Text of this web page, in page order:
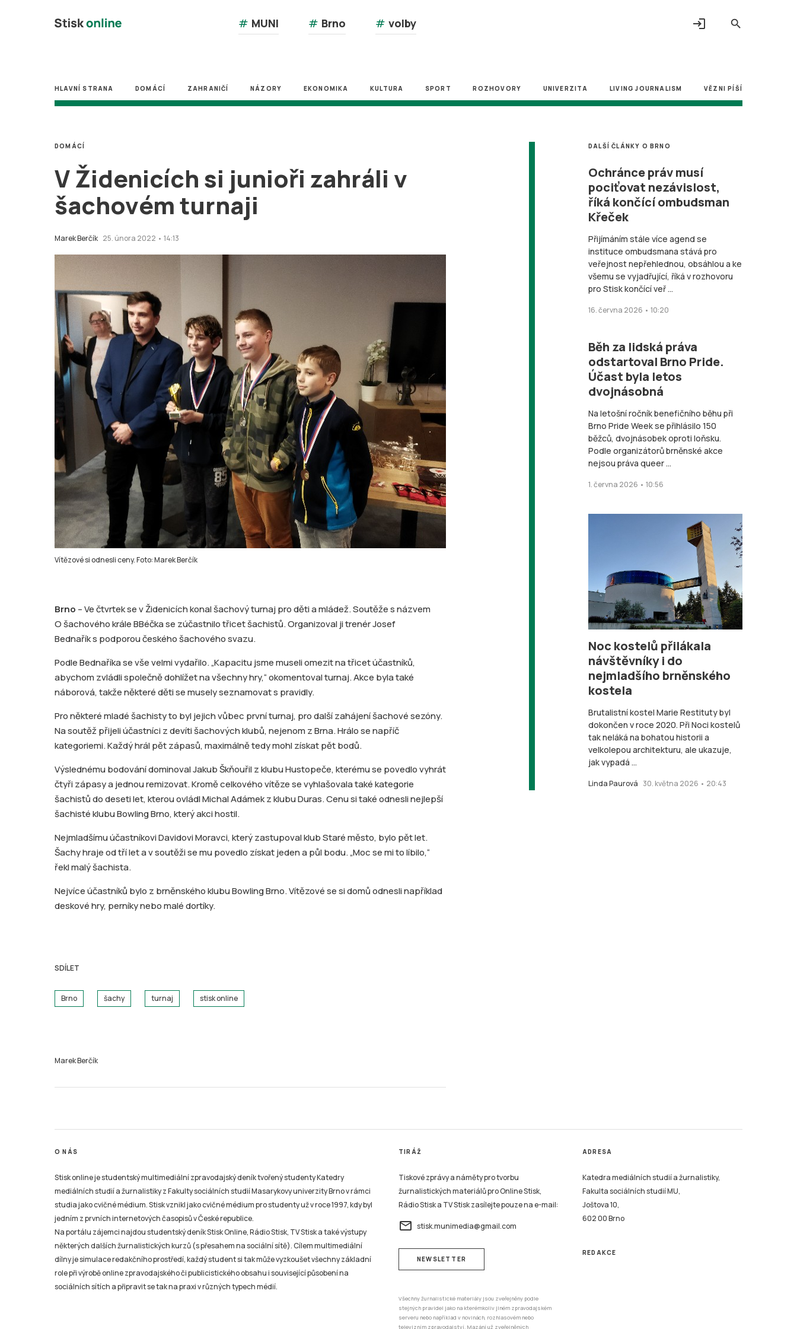
search
# MUNI # Brno # volby login
HLAVNÍ STRANA DOMÁCÍ ZAHRANIČÍ NÁZORY EKONOMIKA KULTURA SPORT ROZHOVORY UNIVERZITA LIVING JOURNALISM VĚZNI PÍŠÍ
V Židenicích si junioři zahráli v
šachovém turnaji
Marek Berčík 25. února 2022 • 14:13
DOMÁCÍ
Vítězové si odnesli ceny. Foto: Marek Berčík
Brno – Ve čtvrtek se v Židenicích konal šachový turnaj pro děti a mládež. Soutěže s názvem
O šachového krále BBéčka se zúčastnilo třicet šachistů. Organizoval ji trenér Josef
Bednařík s podporou českého šachového svazu.
Podle Bednaříka se vše velmi vydařilo. „Kapacitu jsme museli omezit na třicet účastníků,
abychom zvládli společně dohlížet na všechny hry,“ okomentoval turnaj. Akce byla také
náborová, takže některé děti se musely seznamovat s pravidly.
Pro některé mladé šachisty to byl jejich vůbec první turnaj, pro další zahájení šachové sezóny.
Na soutěž přijeli účastníci z devíti šachových klubů, nejenom z Brna. Hrálo se napříč
kategoriemi. Každý hrál pět zápasů, maximálně tedy mohl získat pět bodů.
Výslednému bodování dominoval Jakub Škňouřil z klubu Hustopeče, kterému se povedlo vyhrát
čtyři zápasy a jednou remizovat. Kromě celkového vítěze se vyhlašovala také kategorie
šachistů do deseti let, kterou ovládl Michal Adámek z klubu Duras. Cenu si také odnesli nejlepší
šachisté klubu Bowling Brno, který akci hostil.
Nejmladšímu účastníkovi Davidovi Moravci, který zastupoval klub Staré město, bylo pět let.
Šachy hraje od tří let a v soutěži se mu povedlo získat jeden a půl bodu. „Moc se mi to líbilo,“
řekl malý šachista.
Nejvíce účastníků bylo z brněnského klubu Bowling Brno. Vítězové se si domů odnesli například
deskové hry, perníky nebo malé dortíky.
SDÍLET
Brno šachy turnaj stisk online
Marek Berčík
DALŠÍ ČLÁNKY O BRNO
Ochránce práv musí
pociťovat nezávislost,
říká končící ombudsman
Křeček
Přijímáním stále více agend se
instituce ombudsmana stává pro
veřejnost nepřehlednou, obsáhlou a ke
všemu se vyjadřující, říká v rozhovoru
pro Stisk končící veř ...
16. června 2026 • 10:20
Běh za lidská práva
odstartoval Brno Pride.
Účast byla letos
dvojnásobná
Na letošní ročník benefičního běhu při
Brno Pride Week se přihlásilo 150
běžců, dvojnásobek oproti loňsku.
Podle organizátorů brněnské akce
nejsou práva queer ...
1. června 2026 • 10:56
Noc kostelů přilákala
návštěvníky i do
nejmladšího brněnského
kostela
Brutalistní kostel Marie Restituty byl
dokončen v roce 2020. Při Noci kostelů
tak neláká na bohatou historii a
velkolepou architekturu, ale ukazuje,
jak vypadá ...
Linda Paurová 30. května 2026 • 20:43
O NÁS
Stisk online je studentský multimediální zpravodajský deník tvořený studenty Katedry
mediálních studií a žurnalistiky z Fakulty sociálních studií Masarykovy univerzity Brno v rámci
studia jako cvičné médium. Stisk vznikl jako cvičné médium pro studenty už v roce 1997, kdy byl
jedním z prvních internetových časopisů v České republice.
Na portálu zájemci najdou studentský deník Stisk Online, Rádio Stisk, TV Stisk a také výstupy
některých dalších žurnalistických kurzů (s přesahem na sociální sítě). Cílem multimediální
dílny je simulace redakčního prostředí, každý student si tak může vyzkoušet všechny základní
role při výrobě online zpravodajského či publicistického obsahu i související působení na
sociálních sítích a připravit se tak na praxi v různých typech médií.
TIRÁŽ
Tiskové zprávy a náměty pro tvorbu
žurnalistických materiálů pro Online Stisk,
Rádio Stisk a TV Stisk zasílejte pouze na e-mail:
email stisk.munimedia@gmail.com
NEWSLETTER
Všechny žurnalistické materiály jsou zveřejněny podle
stejných pravidel jako na kterémkoliv jiném zpravodajském
serveru nebo například v novinách, rozhlasovém nebo
televizním zpravodajství. Mazání už zveřejněných
ADRESA
Katedra mediálních studií a žurnalistiky,
Fakulta sociálních studií MU,
Joštova 10,
602 00 Brno
REDAKCE